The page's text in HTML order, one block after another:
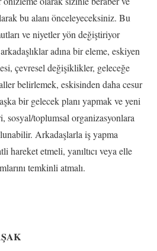
bu alanı önceleyeceksiniz. Bu
ve niyetler yön değiştiriyor
adına bir eleme, eskiyen
çevresel değişiklikler, geleceğe
belirlemek, eskisinden daha cesur
bir gelecek planı yapmak ve yeni
sosyal/toplumsal organizasyonlara
Arkadaşlarla iş yapma
hareket etmeli, yanıltıcı veya elle
temkinli atmalı.